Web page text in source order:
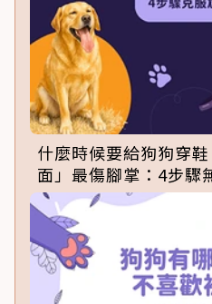
什麼時候要給狗狗穿
面」最傷腳掌：4步驟